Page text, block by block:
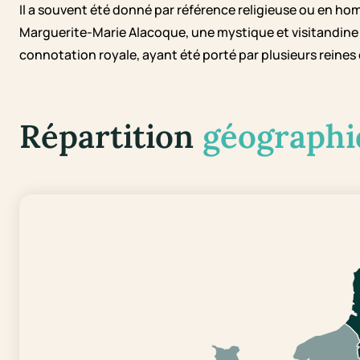
Il a souvent été donné par référence religieuse ou en
Marguerite-Marie Alacoque, une mystique et
connotation royale, ayant été porté par plusieurs reines
Répartition